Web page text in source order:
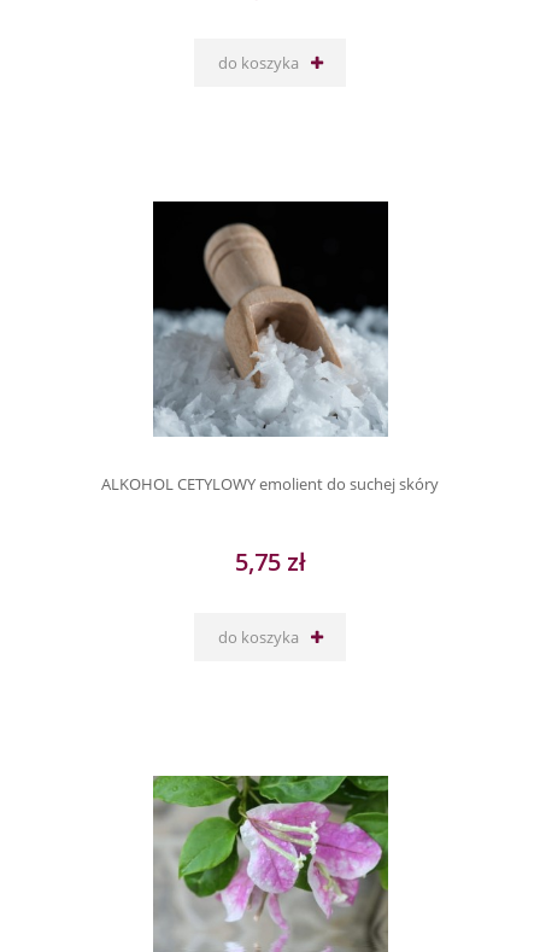
do koszyka
ALKOHOL CETYLOWY emolient do suchej skóry
5,75 zł
do koszyka